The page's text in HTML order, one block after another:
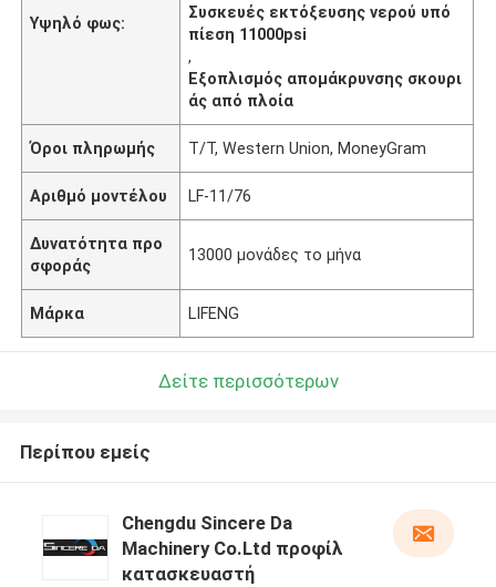
Υψηλό φως:
Συσκευές εκτόξευσης νερού υπό
πίεση 11000psi
,
Εξοπλισμός απομάκρυνσης σκουρι
άς από πλοία
Όροι πληρωμής T/T, Western Union, MoneyGram
Αριθμό μοντέλου LF-11/76
Δυνατότητα προ
σφοράς
13000 μονάδες το μήνα
Μάρκα LIFENG
Δείτε περισσότερων
Περίπου εμείς
Chengdu Sincere Da
Machinery Co.Ltd προφίλ
κατασκευαστή